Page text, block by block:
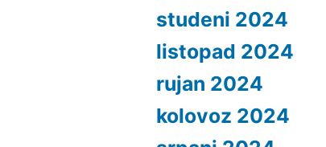
studeni 2024
listopad 2024
rujan 2024
kolovoz 2024